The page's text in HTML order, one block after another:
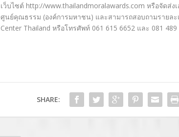
เว็บไซต์ http://www.thailandmoralawards.com หรือจัดส่
ศูนย์คุณธรรม (องค์การมหาชน) และสามารถสอบถามรายล
Center Thailand หรือโทรศัพท์ 061 615 6652 และ 081 489
SHARE: